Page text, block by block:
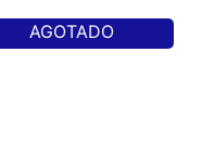
AGOTADO